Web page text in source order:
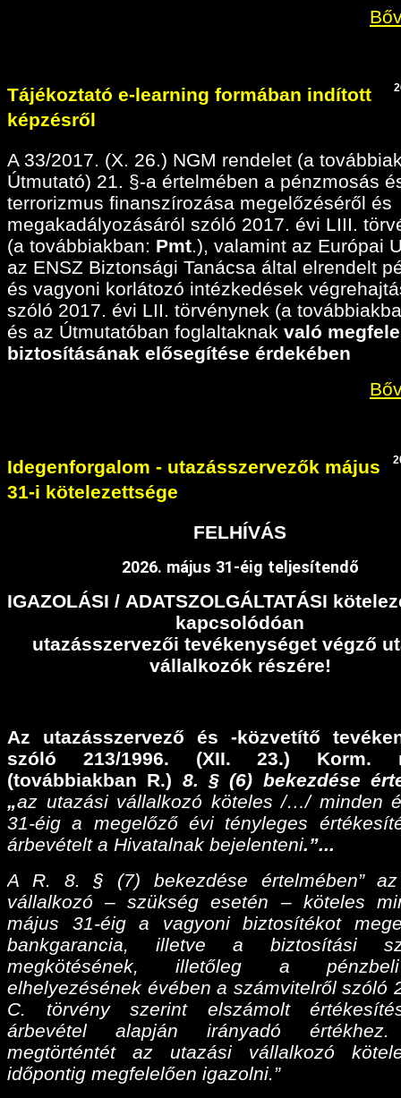
Tájékoztató e-learning formában indított
képzésről
A 33/2017. (X. 26.) NGM rendelet (a
Útmutató) 21. §-a értelmében a pénzmosás
terrorizmus finanszírozása megelőzéséről és
megakadályozásáról szóló 2017. évi LIII.
(a továbbiakban: Pmt.), valamint az Európai
az ENSZ Biztonsági Tanácsa által elrendelt
és vagyoni korlátozó intézkedések
szóló 2017. évi LII. törvénynek (a
és az Útmutatóban foglaltaknak való
biztosításának elősegítése érdekében
Idegenforgalom - utazásszervezők május
31-i kötelezettsége
FELHÍVÁS
2026. május 31-éig teljesítendő
IGAZOLÁSI / ADATSZOLGÁLTATÁSI
kapcsolódóan
utazásszervezői tevékenységet végző
vállalkozók részére!
Az utazásszervező és -közvetítő
szóló 213/1996. (XII. 23.) Korm.
(továbbiakban R.) 8. § (6) bekezdése
„az utazási vállalkozó köteles /…/ minden
31-éig a megelőző évi tényleges
árbevételt a Hivatalnak bejelenteni.”...
A R. 8. § (7) bekezdése értelmében”
vállalkozó – szükség esetén – köteles
május 31-éig a vagyoni biztosítékot
bankgarancia, illetve a biztosítási
megkötésének, illetőleg a
elhelyezésének évében a számvitelről szóló
C. törvény szerint elszámolt
árbevétel alapján irányadó
megtörténtét az utazási vállalkozó
időpontig megfelelően igazolni.”